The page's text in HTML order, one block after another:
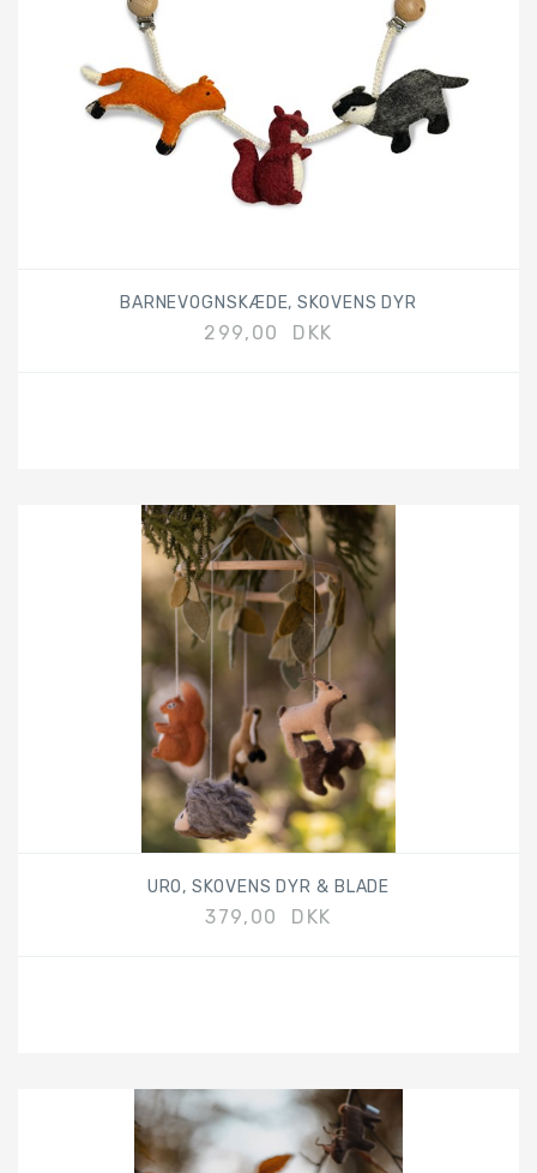
BARNEVOGNSKÆDE, SKOVENS DYR
299,00 DKK
URO, SKOVENS DYR & BLADE
379,00 DKK